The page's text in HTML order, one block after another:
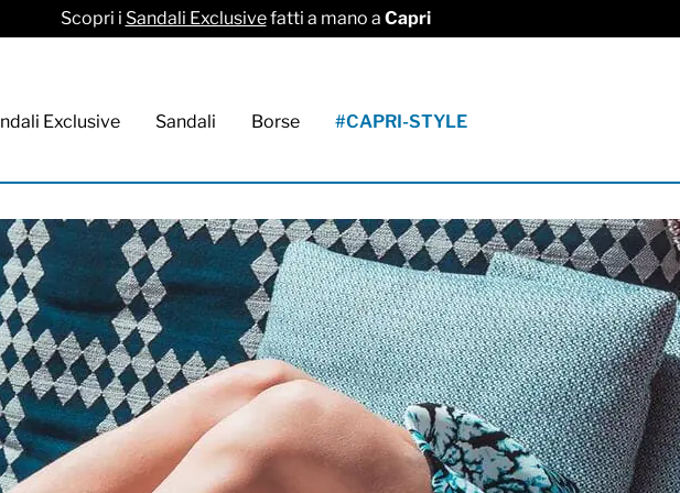
Scopri i Sandali Exclusivefatti a mano a Capri
Exclusive Sandali Borse #CAPRI-STYLE